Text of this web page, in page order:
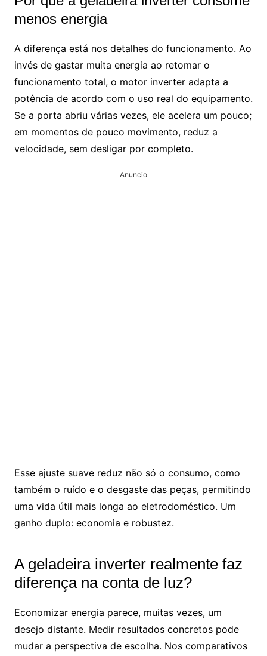
menos energia
A diferença está nos detalhes do funcionamento. Ao
invés de gastar muita energia ao retomar o
funcionamento total, o motor inverter adapta a
potência de acordo com o uso real do equipamento.
Se a porta abriu várias vezes, ele acelera um pouco;
em momentos de pouco movimento, reduz a
velocidade, sem desligar por completo.
Anuncio
Esse ajuste suave reduz não só o consumo, como
também o ruído e o desgaste das peças, permitindo
uma vida útil mais longa ao eletrodoméstico. Um
ganho duplo: economia e robustez.
A geladeira inverter realmente faz
diferença na conta de luz?
Economizar energia parece, muitas vezes, um
desejo distante. Medir resultados concretos pode
mudar a perspectiva de escolha. Nos comparativos